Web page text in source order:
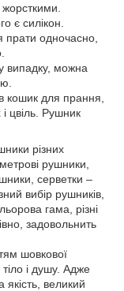
є силікон.
прати одночасно,
випадку, можна
кошик для прання,
цвіль. Рушник
різних
рушники,
серветки –
вибір рушників,
гама, різні
задовольнить
шовкової
і душу. Адже
якість, великий